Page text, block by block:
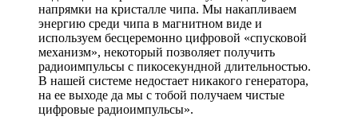
напрямки на кристалле чипа. Мы накапливаем
энергию среди чипа в магнитном виде и
используем бесцеремонно цифровой «спусковой
механизм», некоторый позволяет получить
радиоимпульсы с пикосекундной длительностью.
В нашей системе недостает никакого генератора,
на ее выходе да мы с тобой получаем чистые
цифровые радиоимпульсы».